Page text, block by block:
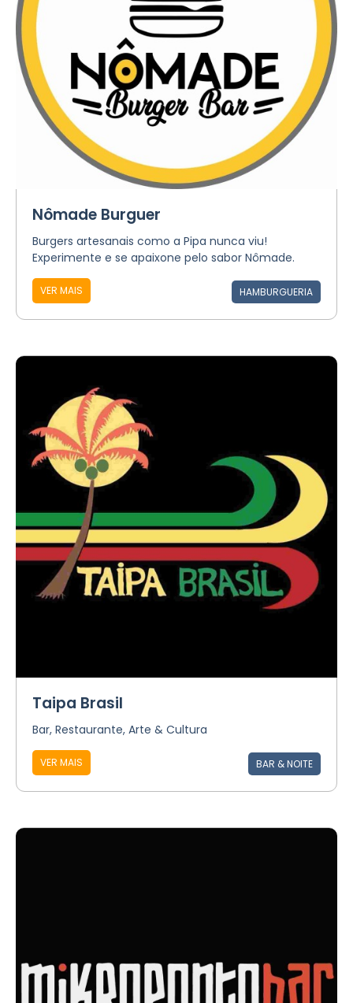
Nômade Burguer
Burgers artesanais como a Pipa nunca viu!
Experimente e se apaixone pelo sabor Nômade.
VER MAIS HAMBURGUERIA
Taipa Brasil
Bar, Restaurante, Arte & Cultura
VER MAIS BAR & NOITE